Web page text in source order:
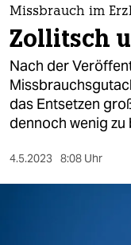
themen
politik
öko
gesellschaft
kultur
sport
Missbrauch im
Zollitsch
Nach der
das Entsetzen
dennoch wenig
4.5.2023 8:08 Uhr